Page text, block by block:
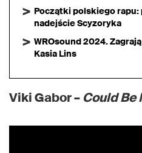
Początki polskiego
nadejście Scyzoryka
WROsound 2024.
Kasia Lins
Viki Gabor – Could Be